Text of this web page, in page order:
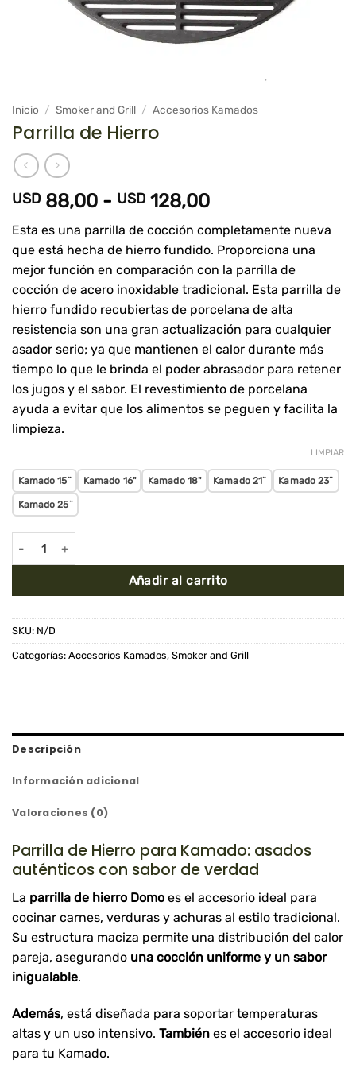
Inicio / Smoker and Grill / Accesorios Kamados
Parrilla de Hierro
USD 88,00 - USD 128,00Rango
precios:
desde
USD
88,00
hasta
USD
128,00
Esta es una parrilla de cocción completamente nueva
que está hecha de hierro fundido. Proporciona una
mejor función en comparación con la parrilla de
cocción de acero inoxidable tradicional. Esta parrilla de
hierro fundido recubiertas de porcelana de alta
resistencia son una gran actualización para cualquier
asador serio; ya que mantienen el calor durante más
tiempo lo que le brinda el poder abrasador para retener
los jugos y el sabor. El revestimiento de porcelana
ayuda a evitar que los alimentos se peguen y facilita la
limpieza.
Kamado 15¨ Kamado 16" Kamado 18" Kamado 21¨ Kamado 23¨
Kamado 25¨
LIMPIAR
Parrilla de Hierro cantidad
Añadir al carrito
SKU: N/D
Categorías: Accesorios Kamados, Smoker and Grill
Descripción
Información adicional
Valoraciones (0)
Parrilla de Hierro para Kamado: asados
auténticos con sabor de verdad
La parrilla de hierro Domo es el accesorio ideal para
cocinar carnes, verduras y achuras al estilo tradicional.
Su estructura maciza permite una distribución del calor
pareja, asegurando una cocción uniforme y un sabor
inigualable.
Además, está diseñada para soportar temperaturas
altas y un uso intensivo. También es el accesorio ideal
para tu Kamado.